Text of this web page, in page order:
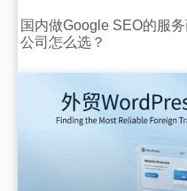
国内做Google SEO的服
公司怎么选？